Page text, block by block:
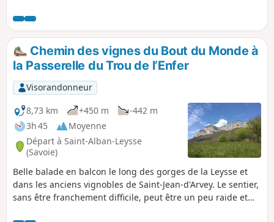
restez à l'ombre et longez le torrent. Profitez de la fraicheur
et l'humidité d'un micro-climat. Sans vous égarer, suivez le
lit de la rivière.
Chemin des vignes du Bout du Monde à
la Passerelle du Trou de l’Enfer
Visorandonneur
8,73 km
+450 m
-442 m
3h 45
Moyenne
Départ à Saint-Alban-Leysse
(Savoie)
Belle balade en balcon le long des gorges de la Leysse et
dans les anciens vignobles de Saint-Jean-d'Arvey. Le sentier,
sans être franchement difficile, peut être un peu raide et